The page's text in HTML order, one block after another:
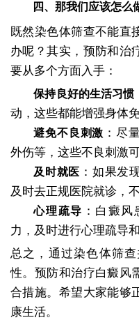
四、那我们应该怎么
既然染色体筛查不能直
办呢？其实，预防和治
要从多个方面入手：
保持良好的生活习惯
动，这些都能增强身体
避免不良刺激 ：尽
外伤等，这些不良刺激
及时就医 ：如果发
及时去正规医院就诊，
心理疏导 ：白癜
力，及时进行心理疏导
总之，通过染色体筛
性。预防和治疗白癜风
合措施。希望大家能够
康生活。